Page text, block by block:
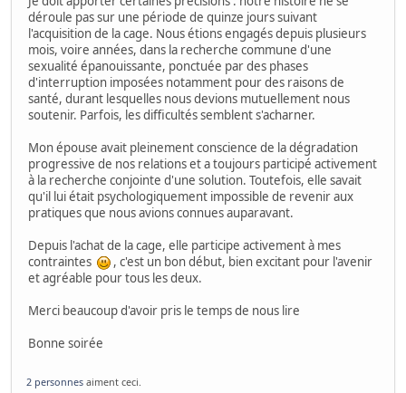
déroule pas sur une période de quinze jours suivant
l'acquisition de la cage. Nous étions engagés depuis plusieurs
mois, voire années, dans la recherche commune d'une
sexualité épanouissante, ponctuée par des phases
d'interruption imposées notamment pour des raisons de
santé, durant lesquelles nous devions mutuellement nous
soutenir. Parfois, les difficultés semblent s'acharner.
Mon épouse avait pleinement conscience de la dégradation
progressive de nos relations et a toujours participé activement
à la recherche conjointe d'une solution. Toutefois, elle savait
qu'il lui était psychologiquement impossible de revenir aux
pratiques que nous avions connues auparavant.
Depuis l'achat de la cage, elle participe activement à mes
contraintes
, c'est un bon début, bien excitant pour l'avenir
et agréable pour tous les deux.
Merci beaucoup d'avoir pris le temps de nous lire
Bonne soirée
2 personnes aiment ceci.